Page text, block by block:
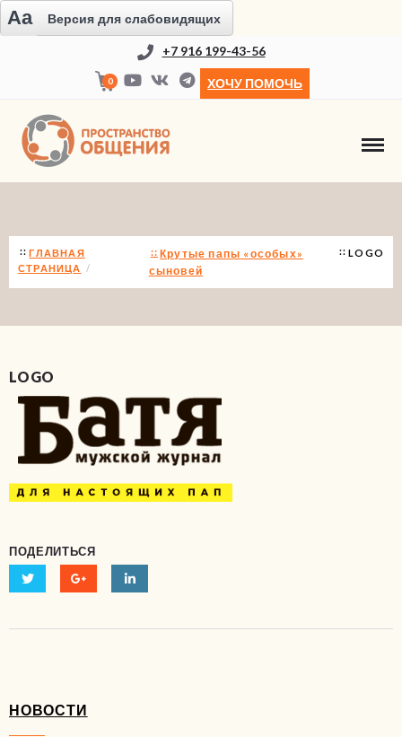
Aa Версия для слабовидящих
+7 916 199-43-56
0 ХОЧУ ПОМОЧЬ
ГЛАВНАЯ
СТРАНИЦА
Крутые папы «особых»
сыновей
LOGO
LOGO
ПОДЕЛИТЬСЯ
НОВОСТИ